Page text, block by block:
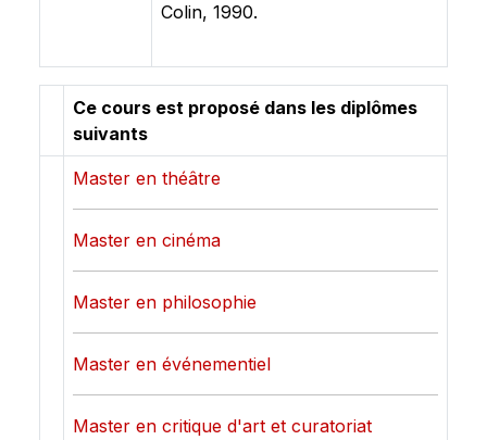
Colin, 1990.
Ce cours est proposé dans les diplômes
suivants
Master en théâtre
Master en cinéma
Master en philosophie
Master en événementiel
Master en critique d'art et curatoriat